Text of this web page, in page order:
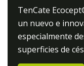
TenCate
un nuevo e
especialmente
superficies de